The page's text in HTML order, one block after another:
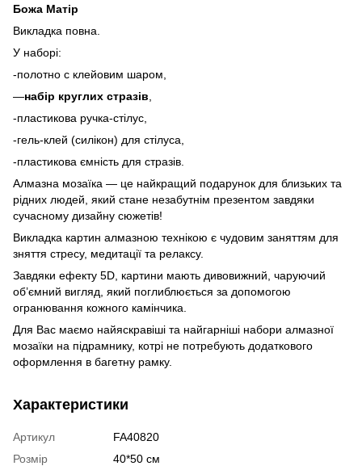
Божа Матір
Викладка повна.
У наборі:
-полотно с клейовим шаром,
—набір круглих стразів
-пластикова ручка-стілус,
-гель-клей (силікон) для стілуса,
-пластикова ємність для стразів.
Алмазна мозаїка — це найкращий подарунок для близьких та
рідних людей, який стане незабутнім презентом завдяки
сучасному дизайну сюжетів!
Викладка картин алмазною технікою є чудовим заняттям для
зняття стресу, медитації та релаксу.
Завдяки ефекту 5D, картини мають дивовижний, чаруючий
об’ємний вигляд, який поглиблюється за допомогою
огранювання кожного камінчика.
Для Вас маємо найяскравіші та найгарніші набори алмазної
мозаїки на підрамнику, котрі не потребують додаткового
оформлення в багетну рамку.
Характеристики
Артикул
FA40820
Розмір
40*50 см